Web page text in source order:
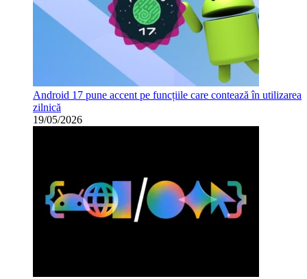
Android 17 pune accent pe funcțiile care contează în utilizarea
zilnică
19/05/2026